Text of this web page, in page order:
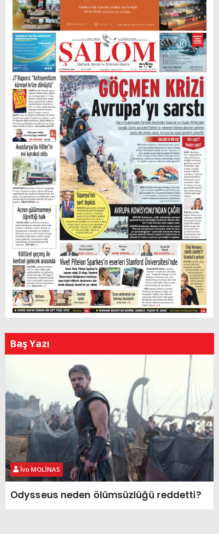
Baş Yazı
İvo MOLİNAS
Odysseus neden ölümsüzlüğü reddetti?